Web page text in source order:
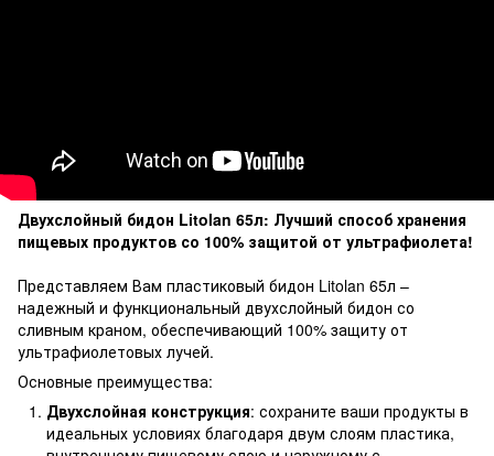
Двухслойный бидон Litolan 65л: Лучший способ хранения
пищевых продуктов со 100% защитой от ультрафиолета!
Представляем Вам пластиковый бидон Litolan 65л –
надежный и функциональный двухслойный бидон со
сливным краном, обеспечивающий 100% защиту от
ультрафиолетовых лучей.
Основные преимущества:
Двухслойная конструкция: сохраните ваши продукты в
идеальных условиях благодаря двум слоям пластика,